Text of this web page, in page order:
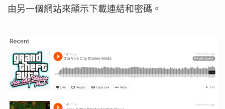
由另一個網站來顯示下載連結和密碼。